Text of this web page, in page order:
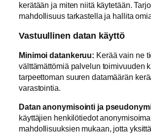
kerätään ja miten niitä käytetään.
mahdollisuus tarkastella ja hallita
Vastuullinen datan käyttö
Minimoi datankeruu: Kerää vain ne
välttämättömiä palvelun toimivuuden
tarpeettoman suuren datamäärän
varastointia.
Datan anonymisointi ja
käyttäjien henkilötiedot
mahdollisuuksien mukaan, jotta